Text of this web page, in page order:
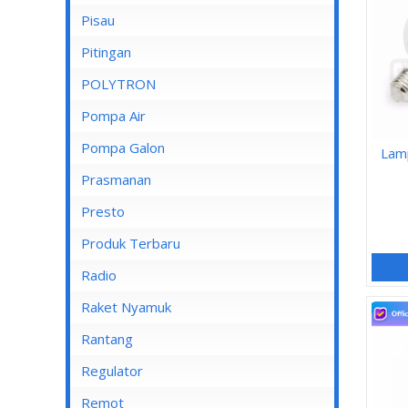
Lampu Spotlight
Pisau
Pitingan
POLYTRON
Pompa Air
Pompa Air Panasonic
Pompa Air Shimizu
Pompa Galon
Prasmanan
Presto
Produk Terbaru
Radio
Raket Nyamuk
Rantang
Regulator
Remot